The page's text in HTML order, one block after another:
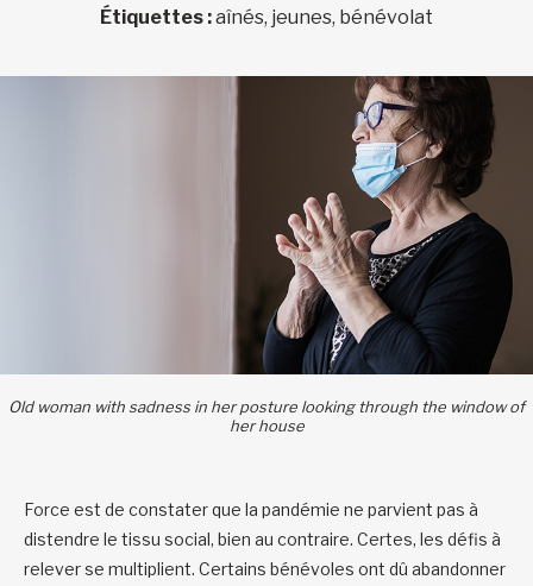
Étiquettes :aînés, jeunes, bénévolat
Old woman with sadness in her posture looking through the window of
her house
Force est de constater que la pandémie ne parvient pas à
distendre le tissu social, bien au contraire. Certes, les défis à
relever se multiplient. Certains bénévoles ont dû abandonner